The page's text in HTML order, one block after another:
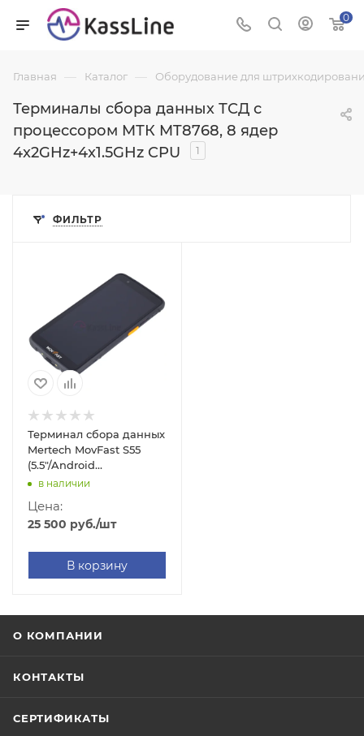
0
Главная — Каталог — Оборудование для
Терминалы сбора данных ТСД с
процессором MТК MT8768, 8 ядер
4x2GHz+4x1.5GHz CPU
1
ФИЛЬТР
Терминал сбора данных
Mertech MovFast S55
(5.5"/Android
13/4GB/64GB/2D
в наличии
Цена:
25 500 руб./шт
В корзину
О КОМПАНИИ
КОНТАКТЫ
СЕРТИФИКАТЫ